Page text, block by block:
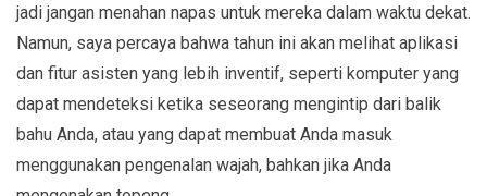
jadi jangan menahan napas untuk mereka dalam waktu dekat.
Namun, saya percaya bahwa tahun ini akan melihat aplikasi
dan fitur asisten yang lebih inventif, seperti komputer yang
dapat mendeteksi ketika seseorang mengintip dari balik
bahu Anda, atau yang dapat membuat Anda masuk
menggunakan pengenalan wajah, bahkan jika Anda